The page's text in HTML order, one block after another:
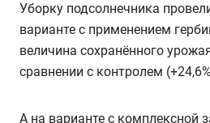
Уборку подсолнечника
варианте с применением
величина сохранённого
сравнении с контролем
А на варианте с комплексной